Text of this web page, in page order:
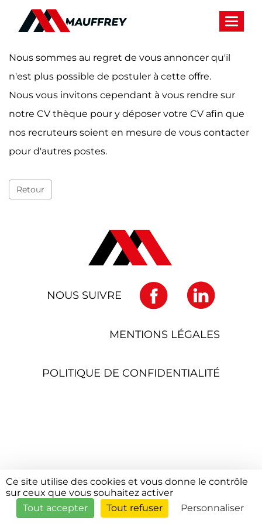
Nous sommes au regret de vous annoncer qu'il
n'est plus possible de postuler à cette offre.
Nous vous invitons cependant à vous rendre sur
notre CV thèque pour y déposer votre CV afin que
nos recruteurs soient en mesure de vous contacter
pour d'autres postes.
Retour
NOUS SUIVRE
MENTIONS LÉGALES
POLITIQUE DE CONFIDENTIALITÉ
Ce site utilise des cookies et vous donne le contrôle
sur ceux que vous souhaitez activer
Tout accepter
Tout refuser Personnaliser